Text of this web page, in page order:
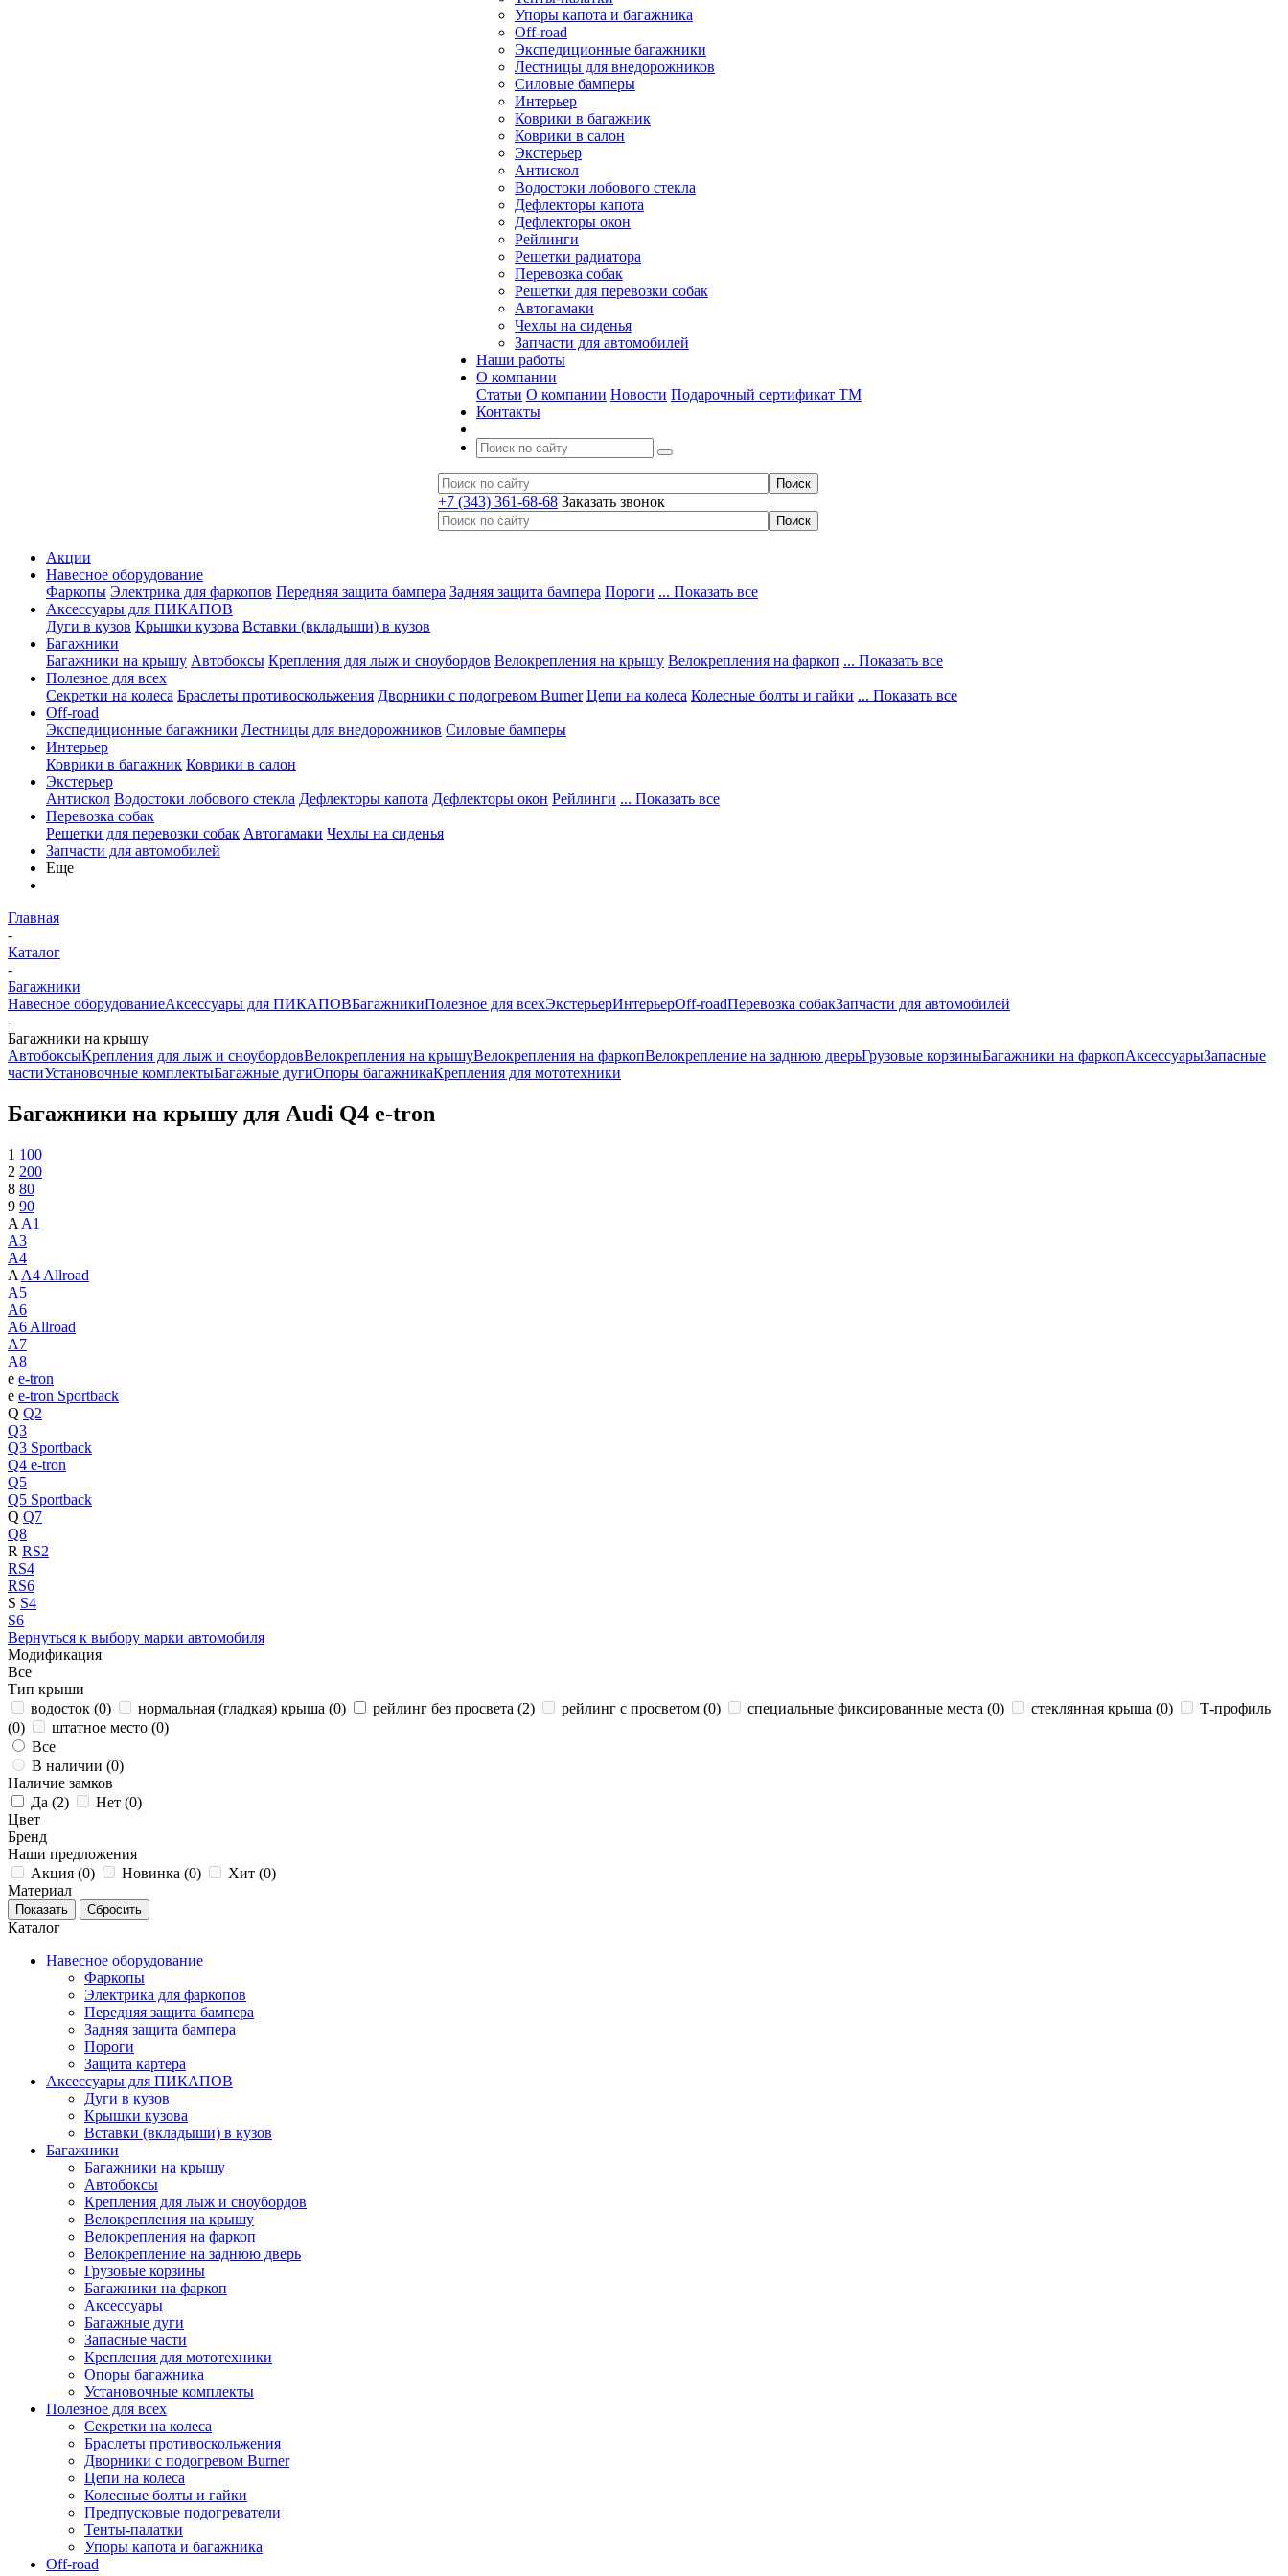
Упоры капота и багажника
Off-road
Экспедиционные багажники
Лестницы для внедорожников
Силовые бамперы
Интерьер
Коврики в багажник
Коврики в салон
Экстерьер
Антискол
Водостоки лобового стекла
Дефлекторы капота
Дефлекторы окон
Рейлинги
Решетки радиатора
Перевозка собак
Решетки для перевозки собак
Автогамаки
Чехлы на сиденья
Запчасти для автомобилей
Наши работы
О компании
Статьи О компании Новости Подарочный сертификат ТМ
Контакты
+7 (343) 361-68-68 Заказать звонок
Акции
Навесное оборудование
Фаркопы Электрика для фаркопов Передняя защита бампера Задняя защита бампера Пороги ... Показать все
Аксессуары для ПИКАПОВ
Дуги в кузов Крышки кузова Вставки (вкладыши) в кузов
Багажники
Багажники на крышу Автобоксы Крепления для лыж и сноубордов Велокрепления на крышу Велокрепления на фаркоп ... Показать все
Полезное для всех
Секретки на колеса Браслеты противоскольжения Дворники с подогревом Burner Цепи на колеса Колесные болты и гайки ... Показать все
Off-road
Экспедиционные багажники Лестницы для внедорожников Силовые бамперы
Интерьер
Коврики в багажник Коврики в салон
Экстерьер
Антискол Водостоки лобового стекла Дефлекторы капота Дефлекторы окон Рейлинги ... Показать все
Перевозка собак
Решетки для перевозки собак Автогамаки Чехлы на сиденья
Запчасти для автомобилей
Еще
Главная
-
Каталог
-
Багажники
Навесное оборудованиеАксессуары для ПИКАПОВБагажникиПолезное для всехЭкстерьерИнтерьерOff-roadПеревозка собакЗапчасти для автомобилей
-
Багажники на крышу
АвтобоксыКрепления для лыж и сноубордовВелокрепления на крышуВелокрепления на фаркопВелокрепление на заднюю дверьГрузовые корзиныБагажники на фаркопАксессуарыЗапасные
частиУстановочные комплектыБагажные дугиОпоры багажникаКрепления для мототехники
Багажники на крышу для Audi Q4 e-tron
1 100
2 200
8 80
9 90
A A1
A3
A4
A A4 Allroad
A5
A6
A6 Allroad
A7
A8
e e-tron
e e-tron Sportback
Q Q2
Q3
Q3 Sportback
Q4 e-tron
Q5
Q5 Sportback
Q Q7
Q8
R RS2
RS4
RS6
S S4
S6
Вернуться к выбору марки автомобиля
Модификация
Все
Тип крыши
водосток (0) нормальная (гладкая) крыша (0) рейлинг без просвета (2) рейлинг с просветом (0) специальные фиксированные места (0) стеклянная крыша (0)
Т-профиль
(0) штатное место (0)
Все
В наличии (0)
Наличие замков
Да (2) Нет (0)
Цвет
Бренд
Наши предложения
Акция (0) Новинка (0) Хит (0)
Материал
Каталог
Навесное оборудование
Фаркопы
Электрика для фаркопов
Передняя защита бампера
Задняя защита бампера
Пороги
Защита картера
Аксессуары для ПИКАПОВ
Дуги в кузов
Крышки кузова
Вставки (вкладыши) в кузов
Багажники
Багажники на крышу
Автобоксы
Крепления для лыж и сноубордов
Велокрепления на крышу
Велокрепления на фаркоп
Велокрепление на заднюю дверь
Грузовые корзины
Багажники на фаркоп
Аксессуары
Багажные дуги
Запасные части
Крепления для мототехники
Опоры багажника
Установочные комплекты
Полезное для всех
Секретки на колеса
Браслеты противоскольжения
Дворники с подогревом Burner
Цепи на колеса
Колесные болты и гайки
Предпусковые подогреватели
Тенты-палатки
Упоры капота и багажника
Off-road